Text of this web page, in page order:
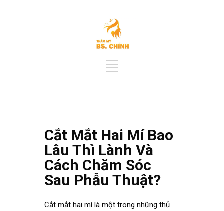
Cắt Mắt Hai Mí Bao
Lâu Thì Lành Và
Cách Chăm Sóc
Sau Phẫu Thuật?
Cắt mắt hai mí là một trong những thủ